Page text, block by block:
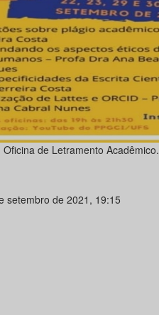
Oficina de Letramento Acadêmico.
setembro de 2021, 19:15